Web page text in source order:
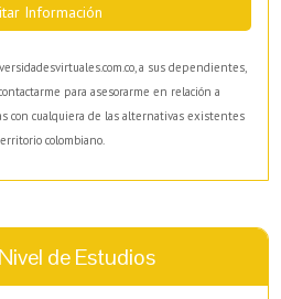
Información
a sus dependientes,
para asesorarme en relación a
con cualquiera de las alternativas existentes
colombiano.
de Estudios